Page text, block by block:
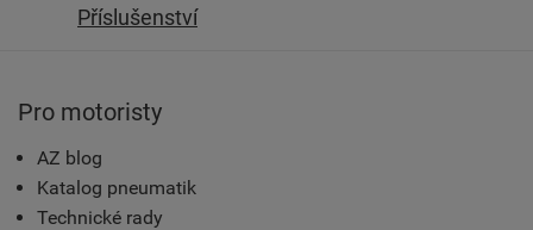
Příslušenství
Pro motoristy
AZ blog
Katalog pneumatik
Technické rady